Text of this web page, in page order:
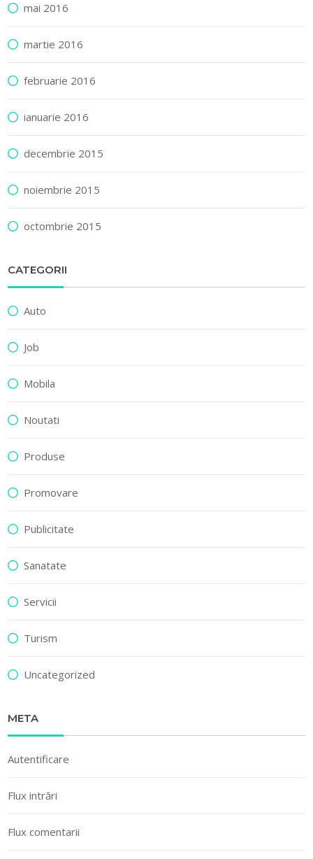
mai 2016
martie 2016
februarie 2016
ianuarie 2016
decembrie 2015
noiembrie 2015
octombrie 2015
CATEGORII
Auto
Job
Mobila
Noutati
Produse
Promovare
Publicitate
Sanatate
Servicii
Turism
Uncategorized
META
Autentificare
Flux intrări
Flux comentarii